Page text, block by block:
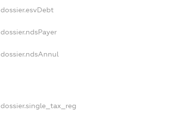
dossier.esvDebt
dossier.ndsPayer
dossier.ndsAnnul
dossier.single_tax_reg